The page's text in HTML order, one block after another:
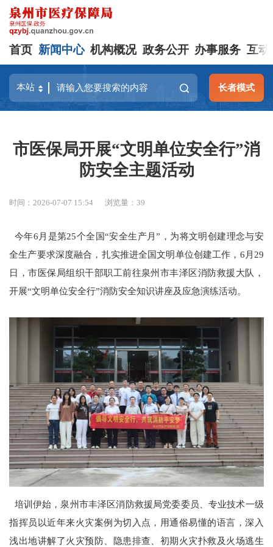
首页 新闻中心 机构概况 政务公开 办事服务 互动
长者模式
市医保局开展“文明单位安全行”消
防安全主题活动
时间：2026-07-07 15:54 浏览量：39
今年6月是第25个全国“安全生产月”，为将文明创建理念与安
全生产要求深度融合，扎实推进全国文明单位创建工作，6月29
日，市医保局组织干部职工前往泉州市丰泽区消防救援大队，
开展“文明单位安全行”消防安全知识讲座及应急演练活动。
培训伊始，泉州市丰泽区消防救援局党委委员、专业技术一级
指挥员以近年来火灾案例为切入点，用通俗易懂的语言，深入
浅出地讲解了火灾预防、隐患排查、初期火灾扑救及火场逃生